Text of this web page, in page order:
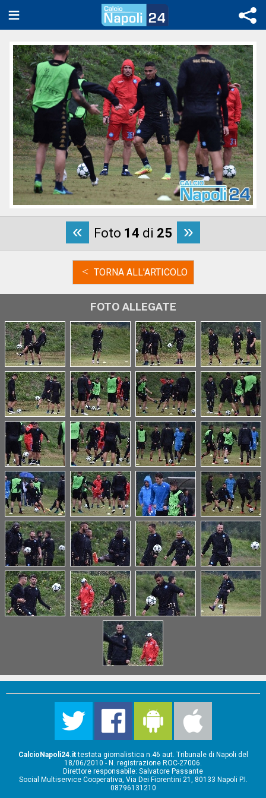
« Foto 14 di 25 »
< TORNA ALL'ARTICOLO
FOTO ALLEGATE
CalcioNapoli24.ittestata giornalistica n.46 aut. Tribunale di Napoli del
18/06/2010 - N. registrazione ROC-27006.
Direttore responsabile: Salvatore Passante
Social Multiservice Cooperativa, Via Dei Fiorentini 21, 80133 Napoli P.I.
08796131210